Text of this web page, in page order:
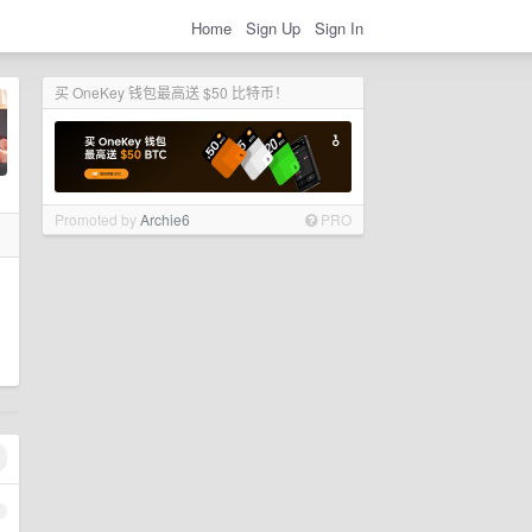
Home Sign Up Sign In
买 OneKey 钱包最高送 $50 比特币！
Promoted byArchie6 PRO